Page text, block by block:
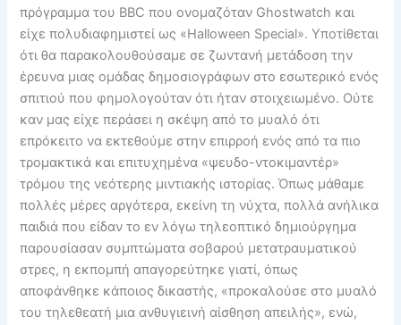
πρόγραμμα του BBC που ονομαζόταν Ghostwatch και
είχε πολυδιαφημιστεί ως «Halloween Special». Υποτίθεται
ότι θα παρακολουθούσαμε σε ζωντανή μετάδοση την
έρευνα μιας ομάδας δημοσιογράφων στο εσωτερικό ενός
σπιτιού που φημολογούταν ότι ήταν στοιχειωμένο. Ούτε
καν μας είχε περάσει η σκέψη από το μυαλό ότι
επρόκειτο να εκτεθούμε στην επιρροή ενός από τα πιο
τρομακτικά και επιτυχημένα «ψευδο-ντοκιμαντέρ»
τρόμου της νεότερης μιντιακής ιστορίας. Όπως μάθαμε
πολλές μέρες αργότερα, εκείνη τη νύχτα, πολλά ανήλικα
παιδιά που είδαν το εν λόγω τηλεοπτικό δημιούργημα
παρουσίασαν συμπτώματα σοβαρού μετατραυματικού
στρες, η εκπομπή απαγορεύτηκε γιατί, όπως
αποφάνθηκε κάποιος δικαστής, «προκαλούσε στο μυαλό
του τηλεθεατή μια ανθυγιεινή αίσθηση απειλής», ενώ,